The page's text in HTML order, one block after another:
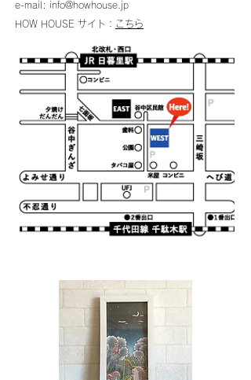
e-mail: info@howhouse.jp
HOW HOUSE サイト： こちら